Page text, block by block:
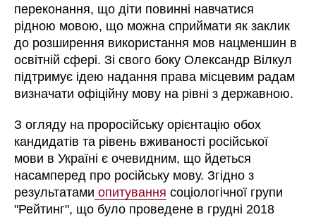
переконання, що діти повинні навчатися
рідною мовою, що можна сприймати як заклик
до розширення використання мов нацменшин в
освітній сфері. Зі свого боку Олександр Вілкул
підтримує ідею надання права місцевим радам
визначати офіційну мову на рівні з державною.
З огляду на проросійську орієнтацію обох
кандидатів та рівень вживаності російської
мови в Україні є очевидним, що йдеться
насамперед про російську мову. Згідно з
результатами опитування соціологічної групи
"Рейтинг", що було проведене в грудні 2018